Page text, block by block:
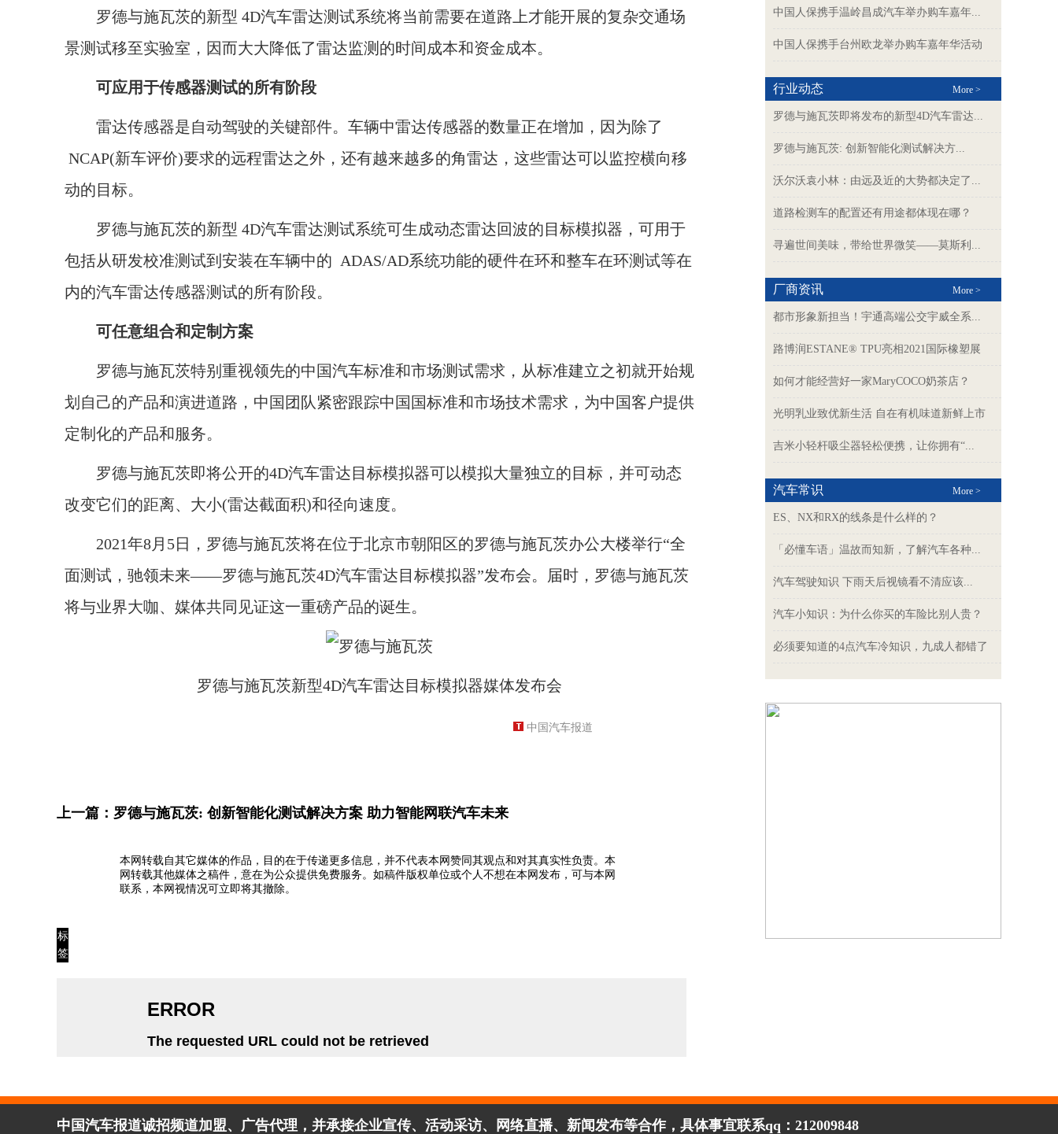
罗德与施瓦茨的新型 4D汽车雷达测试系统将当前需要在道路上才能开展的复杂交通场
景测试移至实验室，因而大大降低了雷达监测的时间成本和资金成本。
可应用于传感器测试的所有阶段
雷达传感器是自动驾驶的关键部件。车辆中雷达传感器的数量正在增加，因为除了
NCAP(新车评价)要求的远程雷达之外，还有越来越多的角雷达，这些雷达可以监控横向移
动的目标。
罗德与施瓦茨的新型 4D汽车雷达测试系统可生成动态雷达回波的目标模拟器，可用于
包括从研发校准测试到安装在车辆中的 ADAS/AD系统功能的硬件在环和整车在环测试等在
内的汽车雷达传感器测试的所有阶段。
可任意组合和定制方案
罗德与施瓦茨特别重视领先的中国汽车标准和市场测试需求，从标准建立之初就开始规
划自己的产品和演进道路，中国团队紧密跟踪中国国标准和市场技术需求，为中国客户提供
定制化的产品和服务。
罗德与施瓦茨即将公开的4D汽车雷达目标模拟器可以模拟大量独立的目标，并可动态
改变它们的距离、大小(雷达截面积)和径向速度。
2021年8月5日，罗德与施瓦茨将在位于北京市朝阳区的罗德与施瓦茨办公大楼举行“全
面测试，驰领未来——罗德与施瓦茨4D汽车雷达目标模拟器”发布会。届时，罗德与施瓦茨
将与业界大咖、媒体共同见证这一重磅产品的诞生。
罗德与施瓦茨新型4D汽车雷达目标模拟器媒体发布会
中国汽车报道
上一篇： 罗德与施瓦茨: 创新智能化测试解决方案 助力智能网联汽车未来
本网转载自其它媒体的作品，目的在于传递更多信息，并不代表本网赞同其观点和对其真实性负责。本
网转载其他媒体之稿件，意在为公众提供免费服务。如稿件版权单位或个人不想在本网发布，可与本网
联系，本网视情况可立即将其撤除。
标
签
中国人保携手温岭昌成汽车举办购车嘉年...
中国人保携手台州欧龙举办购车嘉年华活动
行业动态 More >
罗德与施瓦茨即将发布的新型4D汽车雷达...
罗德与施瓦茨: 创新智能化测试解决方...
沃尔沃袁小林：由远及近的大势都决定了...
道路检测车的配置还有用途都体现在哪？
寻遍世间美味，带给世界微笑——莫斯利...
厂商资讯 More >
都市形象新担当！宇通高端公交宇威全系...
路博润ESTANE® TPU亮相2021国际橡塑展
如何才能经营好一家MaryCOCO奶茶店？
光明乳业致优新生活 自在有机味道新鲜上市
吉米小轻杆吸尘器轻松便携，让你拥有“...
汽车常识 More >
ES、NX和RX的线条是什么样的？
「必懂车语」温故而知新，了解汽车各种...
汽车驾驶知识 下雨天后视镜看不清应该...
汽车小知识：为什么你买的车险比别人贵？
必须要知道的4点汽车冷知识，九成人都错了
中国汽车报道诚招频道加盟、广告代理，并承接企业宣传、活动采访、网络直播、新闻发布等合作，具体事宜联系qq：212009848